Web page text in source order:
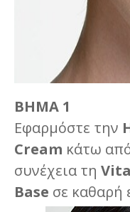
ΒΗΜΑ 1
Εφαρμόστε την
Cream κάτω
συνέχεια τη
Base σε καθαρή